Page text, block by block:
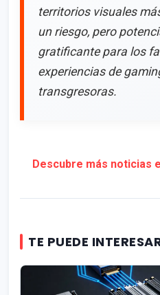
territorios visuales
un riesgo, pero
gratificante para los
experiencias de
transgresoras.
Descubre más noticias
TE PUEDE